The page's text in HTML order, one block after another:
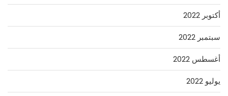
أكتوبر 2022
سبتمبر 2022
أغسطس 2022
يوليو 2022